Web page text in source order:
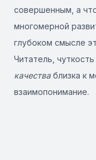
совершенным, а
многомерной
глубоком смысле
Читатель,
качества близка к
взаимопонимание.